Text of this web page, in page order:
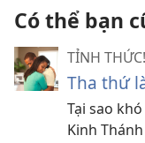
Có thể bạn
TỈNH THỨC!
Tha thứ
Tại sao
Kinh